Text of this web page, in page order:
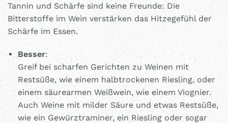
Tannin und Schärfe sind keine Freunde: Die
Bitterstoffe im Wein verstärken das Hitzegefühl der
Schärfe im Essen.
Besser:
Greif bei scharfen Gerichten zu Weinen mit
Restsüße, wie einem halbtrockenen Riesling, oder
einem säurearmen Weißwein, wie einem Viognier.
Auch Weine mit milder Säure und etwas Restsüße,
wie ein Gewürztraminer, ein Riesling oder sogar